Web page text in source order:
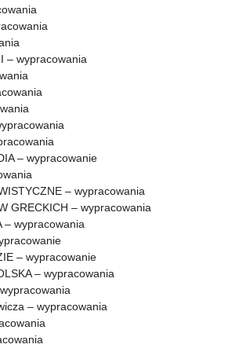
– wypracowania
– wypracowanie
– wypracowania
GRECKICH – wypracowania
– wypracowania
– wypracowanie
– wypracowania
– wypracowania